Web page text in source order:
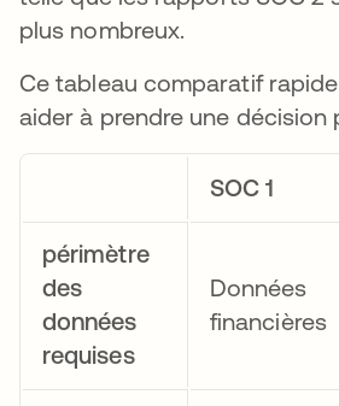
plus nombreux.
Ce tableau comparatif
aider à prendre une décision
SOC 1
périmètre
des
données
requises
Données
financières